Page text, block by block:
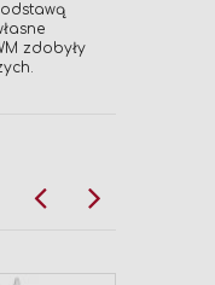
zdobyły